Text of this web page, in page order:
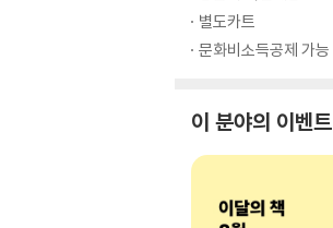
별도카트
문화비소득공제 가능
이 분야의 이벤트